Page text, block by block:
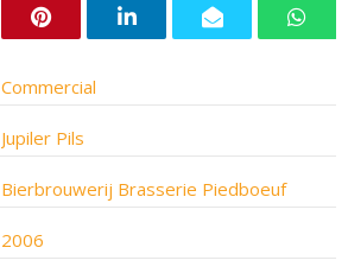
Commercial
Jupiler Pils
Bierbrouwerij Brasserie Piedboeuf
2006